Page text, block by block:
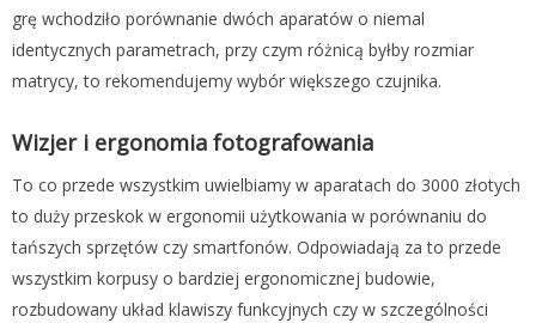
grę wchodziło porównanie dwóch aparatów o niemal
identycznych parametrach, przy czym różnicą byłby rozmiar
matrycy, to rekomendujemy wybór większego czujnika.
Wizjer i ergonomia fotografowania
To co przede wszystkim uwielbiamy w aparatach do 3000 złotych
to duży przeskok w ergonomii użytkowania w porównaniu do
tańszych sprzętów czy smartfonów. Odpowiadają za to przede
wszystkim korpusy o bardziej ergonomicznej budowie,
rozbudowany układ klawiszy funkcyjnych czy w szczególności